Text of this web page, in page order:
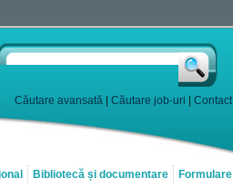
Căutare avansată Căutare job-uri Contact
Bibliotecă și documentare Formulare